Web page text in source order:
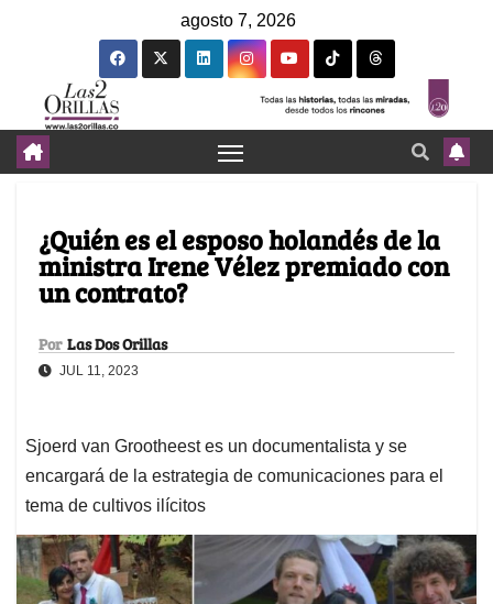
agosto 7, 2026
¿Quién es el esposo holandés de la
ministra Irene Vélez premiado con
un contrato?
Por Las Dos Orillas
JUL 11, 2023
Sjoerd van Grootheest es un documentalista y se
encargará de la estrategia de comunicaciones para el
tema de cultivos ilícitos